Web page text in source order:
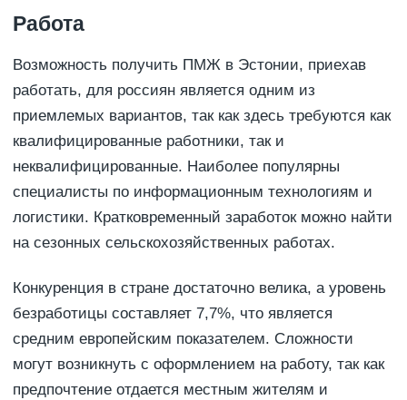
Работа
Возможность получить ПМЖ в Эстонии, приехав
работать, для россиян является одним из
приемлемых вариантов, так как здесь требуются как
квалифицированные работники, так и
неквалифицированные. Наиболее популярны
специалисты по информационным технологиям и
логистики. Кратковременный заработок можно найти
на сезонных сельскохозяйственных работах.
Конкуренция в стране достаточно велика, а уровень
безработицы составляет 7,7%, что является
средним европейским показателем. Сложности
могут возникнуть с оформлением на работу, так как
предпочтение отдается местным жителям и